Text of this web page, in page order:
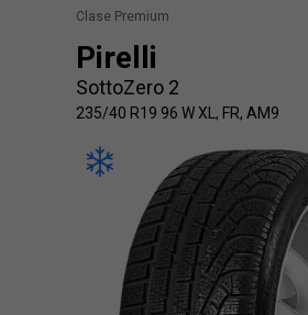
Clase Premium
Pirelli
SottoZero 2
235/40 R19 96 W XL, FR, AM9